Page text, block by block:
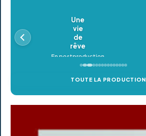
Oldeupe
En postproduction
TOUTE LA PRODUCTION